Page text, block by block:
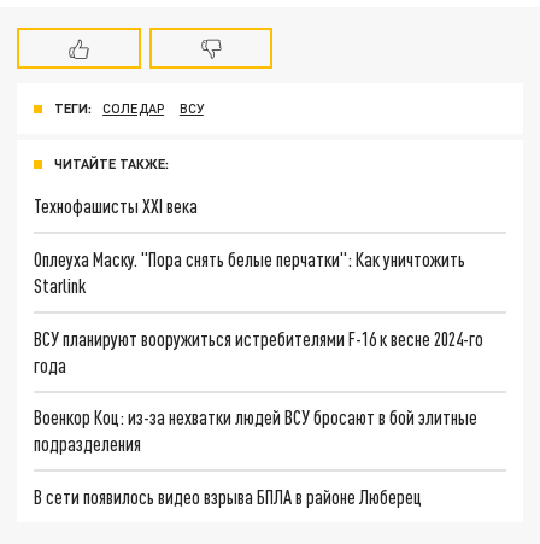
ТЕГИ: СОЛЕДАР ВСУ
ЧИТАЙТЕ ТАКЖЕ:
Технофашисты XXI века
Оплеуха Маску. "Пора снять белые перчатки": Как уничтожить
Starlink
ВСУ планируют вооружиться истребителями F-16 к весне 2024-го
года
Военкор Коц: из-за нехватки людей ВСУ бросают в бой элитные
подразделения
В сети появилось видео взрыва БПЛА в районе Люберец